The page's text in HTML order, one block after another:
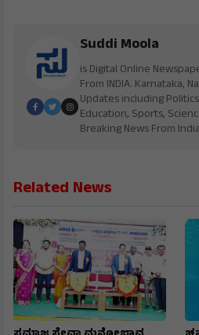
Suddi Moola
is Digital Online
From INDIA. Karnataka,
Updates including
Education, Sports,
Breaking News From
Related News